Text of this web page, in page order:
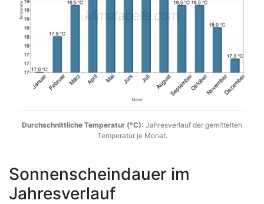
Durchschnittliche Temperatur (°C): Jahresverlauf der gemittelten
Temperatur je Monat.
Sonnenscheindauer im
Jahresverlauf